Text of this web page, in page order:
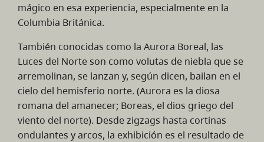
mágico en esa experiencia, especialmente en la
Columbia Británica.
También conocidas como la Aurora Boreal, las
Luces del Norte son como volutas de niebla que se
arremolinan, se lanzan y, según dicen, bailan en el
cielo del hemisferio norte. (Aurora es la diosa
romana del amanecer; Boreas, el dios griego del
viento del norte). Desde zigzags hasta cortinas
ondulantes y arcos, la exhibición es el resultado de